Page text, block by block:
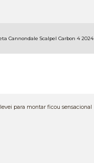
Cannondale Scalpel Carbon 4 2024
para montar ficou sensacional